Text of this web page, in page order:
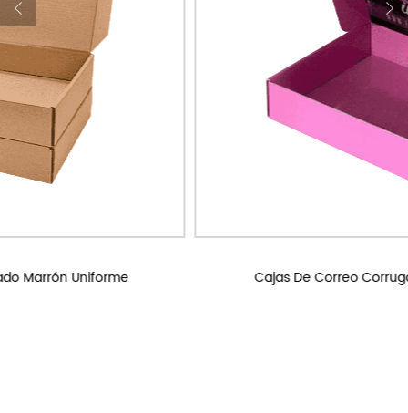
Cajas De Correo Corrugadas Personalizadas